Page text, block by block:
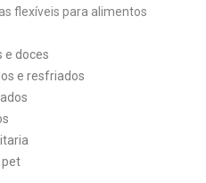
flexíveis para alimentos
e doces
e resfriados
pet